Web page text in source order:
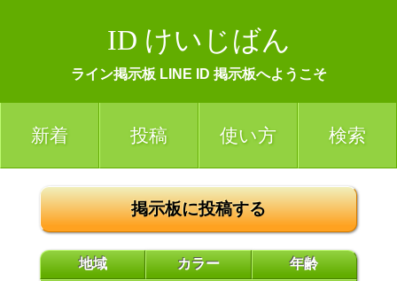
ID けいじばん
ライン掲示板 LINE ID 掲示板へようこそ
新着 投稿 使い方 検索
掲示板に投稿する
地域 カラー 年齢